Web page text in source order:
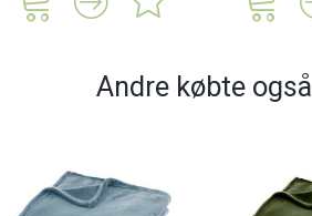
Andre købte også